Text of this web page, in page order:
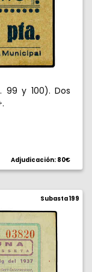
99 y 100). Dos
Adjudicación: 80€
Subasta 199